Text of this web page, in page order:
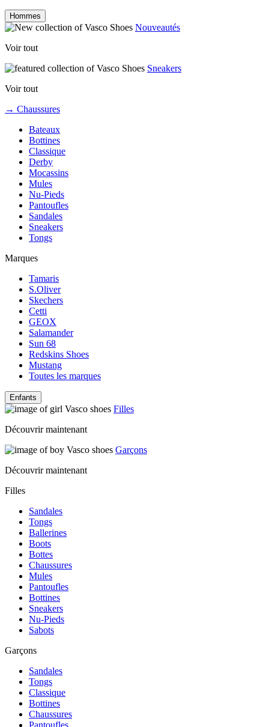
Hommes
Nouveautés
Voir tout
Sneakers
Voir tout
→ Chaussures
Bateaux
Bottines
Classique
Derby
Mocassins
Mules
Nu-Pieds
Pantoufles
Sandales
Sneakers
Tongs
Marques
Tamaris
S.Oliver
Skechers
Cetti
GEOX
Salamander
Sun 68
Redskins Shoes
Mustang
Toutes les marques
Enfants
Filles
Découvrir maintenant
Garçons
Découvrir maintenant
Filles
Sandales
Tongs
Ballerines
Boots
Bottes
Chaussures
Mules
Pantoufles
Bottines
Sneakers
Nu-Pieds
Sabots
Garçons
Sandales
Tongs
Classique
Bottines
Chaussures
Pantoufles